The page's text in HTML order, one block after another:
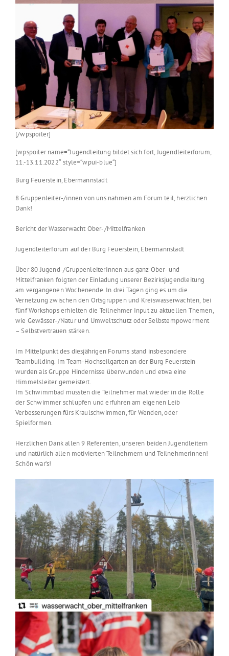
[/wpspoiler]
[wpspoiler name=“Jugendleitung bildet sich fort, Jugendleiterforum,
11.-13.11.2022″ style=“wpui-blue“]
Burg Feuerstein, Ebermannstadt
8 Gruppenleiter-/innen von uns nahmen am Forum teil, herzlichen
Dank!
Bericht der Wasserwacht Ober-/Mittelfranken
Jugendleiterforum auf der Burg Feuerstein, Ebermannstadt
Über 80 Jugend-/GruppenleiterInnen aus ganz Ober- und
Mittelfranken folgten der Einladung unserer Bezirksjugendleitung
am vergangenen Wochenende. In drei Tagen ging es um die
Vernetzung zwischen den Ortsgruppen und Kreiswasserwachten, bei
fünf Workshops erhielten die Teilnehmer Input zu aktuellen Themen,
wie Gewässer-/Natur und Umweltschutz oder Selbstempowerment
– Selbstvertrauen stärken.
Im Mittelpunkt des diesjährigen Forums stand insbesondere
Teambuilding. Im Team-Hochseilgarten an der Burg Feuerstein
wurden als Gruppe Hindernisse überwunden und etwa eine
Himmelsleiter gemeistert.
Im Schwimmbad mussten die Teilnehmer mal wieder in die Rolle
der Schwimmer schlupfen und erfuhren am eigenen Leib
Verbesserungen fürs Kraulschwimmen, für Wenden, oder
Spielformen.
Herzlichen Dank allen 9 Referenten, unseren beiden Jugendleitern
und natürlich allen motivierten Teilnehmern und Teilnehmerinnen!
Schön war’s!